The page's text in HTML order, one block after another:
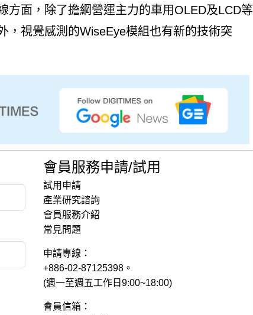
方面，除了擔綱營運主力的車用OLED及LCD等
，視覺感測的WiseEye模組也有新的技術突
會員服務申請/試用
試用申請
產業研究諮詢
會員服務介紹
常見問題
申請專線：
+886-02-87125398。
(週一至週五工作日9:00~18:00)
會員信箱：